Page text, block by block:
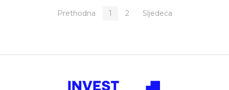
Prethodna 1 2 Sljedeća